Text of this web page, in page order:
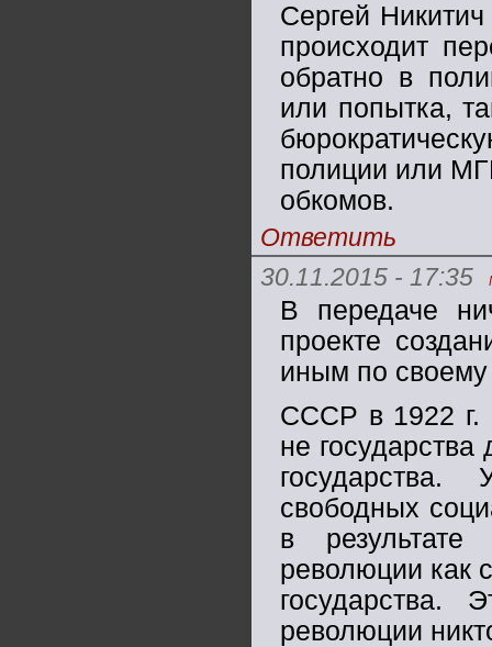
Сергей
происходит
обратно в
или попытка,
полиции или
обкомов.
Ответить
30.11.2015 - 17:35
В передаче
проекте
иным по своему
СССР в 1922 г.
не
свободных
в результате
революции как
государства.
революции